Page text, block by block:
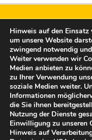
Freunde der Burg
Rahmedestraße 15
58762 Altena
post@freunde-der-
Vertreten durch:
Hinweis auf den Einsatz
um unsere Website
zwingend notwendig
Weiter verwenden wir
Medien anbieten zu
zu Ihrer Verwendung
soziale Medien weiter.
Informationen
die Sie ihnen
Nutzung der Dienste
Einwilligung zu unseren
Hinweis auf